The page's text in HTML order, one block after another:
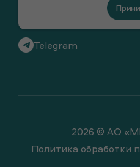
Telegram
2026 © АО
Политика обработки